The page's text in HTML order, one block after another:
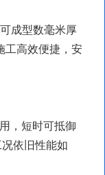
成型数毫米厚
工高效便捷，安
，短时可抵御
依旧性能如